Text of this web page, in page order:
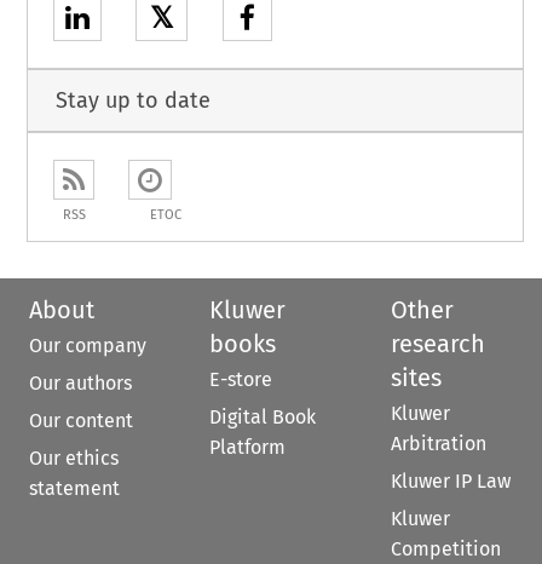
𝕏
Stay up to date
RSS ETOC
About
Our company
Our authors
Our content
Our ethics
statement
Kluwer
books
E-store
Digital Book
Platform
Other
research
sites
Kluwer
Arbitration
Kluwer IP Law
Kluwer
Competition